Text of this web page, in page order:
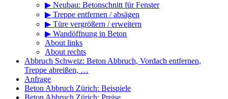
▶ Neubau: Betonschnitt für Fenster
▶ Treppe entfernen / absägen
▶ Türe vergrößern / erweitern
▶ Wandöffnung in Beton
About links
About rechts
Abbruch Schweiz: Beton Abbruch, Vordach entfernen,
Treppe abreißen, …
Anfrage
Beton Abbruch Zürich: Beispiele
Beton Abbruch Zürich: Preise